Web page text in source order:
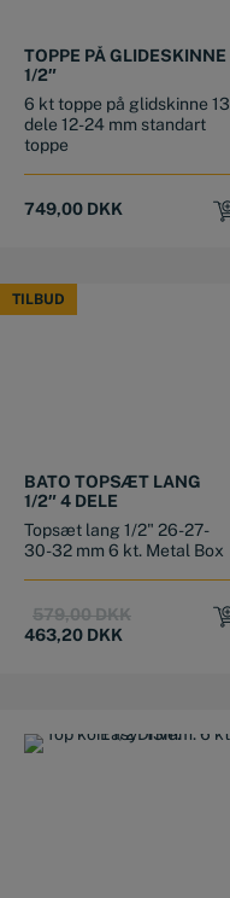
TOPPE PÅ GLIDESKINNE
1/2″
6 kt toppe på glidskinne 13
dele 12-24 mm standart
toppe
749,00 DKK
TILBUD
TILBUD
BATO TOPSÆT LANG
1/2″ 4 DELE
Topsæt lang 1/2" 26-27-
30-32 mm 6 kt. Metal Box
579,00DKKOriginal
463,20 DKK
Current